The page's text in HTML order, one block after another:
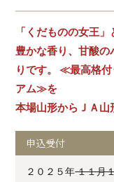
「くだものの女王
豊かな香り、甘酸
りです。 ≪最高格
アム≫を
本場山形からＪＡ山
申込受付
２０２５年１１月